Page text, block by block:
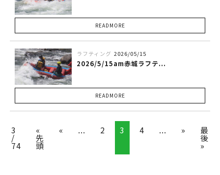
READMORE
ラフティング 2026/05/15
2026/5/15am赤城ラフテ...
READMORE
3
/
74
«
先
頭
« ... 2 3 4 ... » 最
後
»